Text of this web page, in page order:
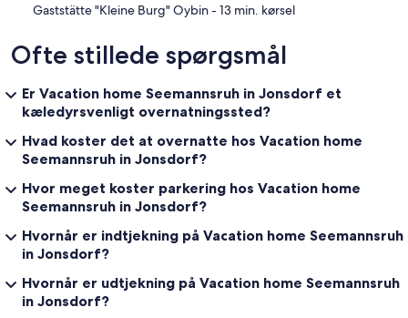
‪Gaststätte "Kleine Burg" Oybin - ‬13 min. kørsel
Ofte stillede spørgsmål
Er Vacation home Seemannsruh in Jonsdorf et
kæledyrsvenligt overnatningssted?
Hvad koster det at overnatte hos Vacation home
Seemannsruh in Jonsdorf?
Hvor meget koster parkering hos Vacation home
Seemannsruh in Jonsdorf?
Hvornår er indtjekning på Vacation home Seemannsruh
in Jonsdorf?
Hvornår er udtjekning på Vacation home Seemannsruh
in Jonsdorf?